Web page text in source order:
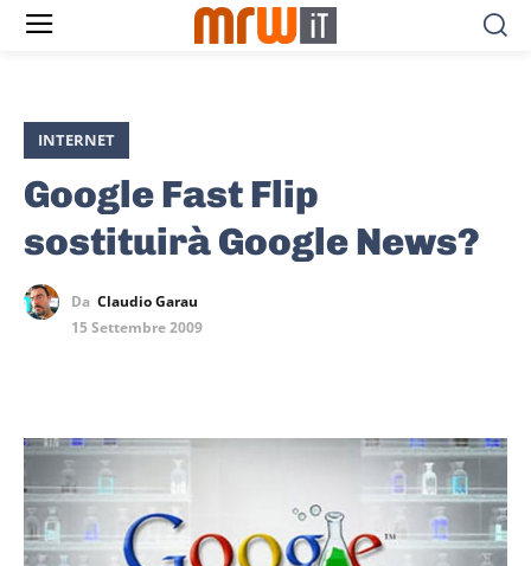
INTERNET
Google Fast Flip
sostituirà Google News?
Da Claudio Garau
15 Settembre 2009